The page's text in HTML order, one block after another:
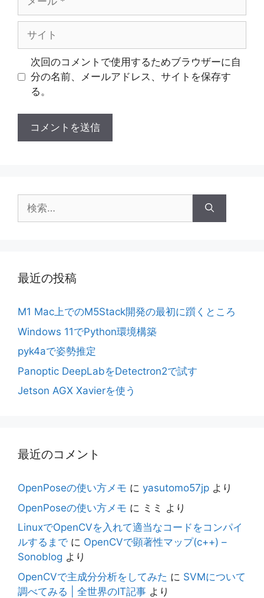
ル
次回のコメントで使用するためブラウザーに自
分の名前、メールアドレス、サイトを保存す
る。
索:
最近の投稿
M1 Mac上でのM5Stack開発の最初に躓くところ
Windows 11でPython環境構築
pyk4aで姿勢推定
Panoptic DeepLabをDetectron2で試す
Jetson AGX Xavierを使う
最近のコメント
OpenPoseの使い方メモ に yasutomo57jp より
OpenPoseの使い方メモ に ミミ より
LinuxでOpenCVを入れて適当なコードをコンパイ
ルするまで に OpenCVで顕著性マップ(c++) –
Sonoblog より
OpenCVで主成分分析をしてみた に SVMについて
調べてみる | 全世界のIT記事 より